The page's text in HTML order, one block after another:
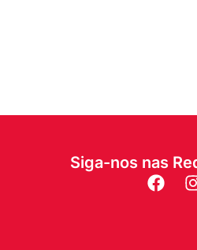
Siga-nos nas